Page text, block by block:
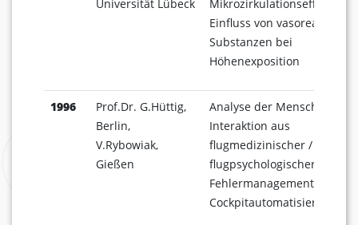
Universität Lübeck
Mikrozirkulationseffekte
Einfluss von vasoreaktiven
Substanzen bei
Höhenexposition
1996
Prof.Dr. G.Hüttig,
Berlin,
V.Rybowiak,
Gießen
Analyse der Mensch-
Interaktion aus
flugmedizinischer /
flugpsychologischer Sicht /
Fehlermanagement in der
Cockpitautomatisierung